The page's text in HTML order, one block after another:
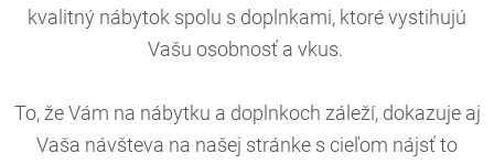
kvalitný nábytok spolu s doplnkami, ktoré vystihujú
Vašu osobnosť a vkus.
To, že Vám na nábytku a doplnkoch záleží, dokazuje aj
Vaša návšteva na našej stránke s cieľom nájsť to